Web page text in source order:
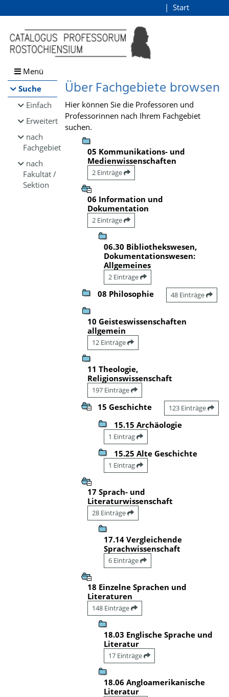
Browsen
direkt zum Inhalt
Start
Menü
Suche
Einfach
Erweitert
nach
Fachgebiet
nach
Fakultät /
Sektion
Über Fachgebiete browsen
Hier können Sie die Professoren und
Professorinnen nach Ihrem Fachgebiet
suchen.
05 Kommunikations- und
Medienwissenschaften
2 Einträge
06 Information und
Dokumentation
2 Einträge
06.30 Bibliothekswesen,
Dokumentationswesen:
Allgemeines
2 Einträge
08 Philosophie 48 Einträge
10 Geisteswissenschaften
allgemein
12 Einträge
11 Theologie,
Religionswissenschaft
197 Einträge
15 Geschichte 123 Einträge
15.15 Archäologie
1 Eintrag
15.25 Alte Geschichte
1 Eintrag
17 Sprach- und
Literaturwissenschaft
28 Einträge
17.14 Vergleichende
Sprachwissenschaft
6 Einträge
18 Einzelne Sprachen und
Literaturen
148 Einträge
18.03 Englische Sprache und
Literatur
17 Einträge
18.06 Angloamerikanische
Literatur